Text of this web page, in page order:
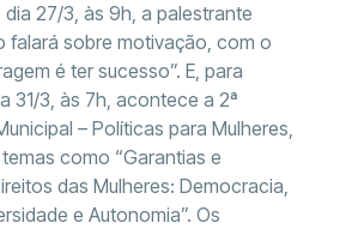
27/3, às 9h, a palestrante
falará sobre motivação, com o
é ter sucesso”. E, para
31/3, às 7h, acontece a 2ª
– Políticas para Mulheres,
como “Garantias e
das Mulheres: Democracia,
e Autonomia”. Os